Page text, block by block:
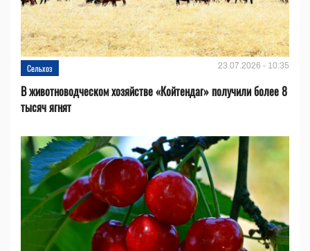
Сельхоз 23.07.2026 - 10:35
В животноводческом хозяйстве «Койтендаг» получили более 8
тысяч ягнят